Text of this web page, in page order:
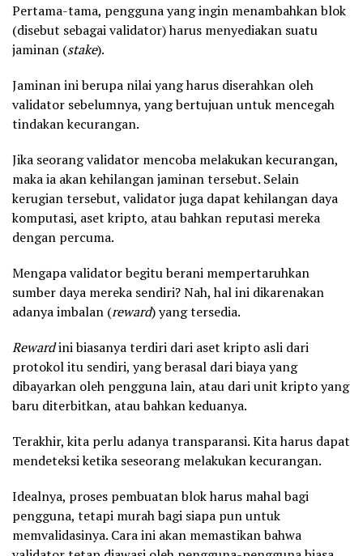
Pertama-tama, pengguna yang ingin menambahkan blok
(disebut sebagai validator) harus menyediakan suatu
jaminan (stake).
Jaminan ini berupa nilai yang harus diserahkan oleh
validator sebelumnya, yang bertujuan untuk mencegah
tindakan kecurangan.
Jika seorang validator mencoba melakukan kecurangan,
maka ia akan kehilangan jaminan tersebut. Selain
kerugian tersebut, validator juga dapat kehilangan daya
komputasi, aset kripto, atau bahkan reputasi mereka
dengan percuma.
Mengapa validator begitu berani mempertaruhkan
sumber daya mereka sendiri? Nah, hal ini dikarenakan
adanya imbalan (reward) yang tersedia.
Rewardini biasanya terdiri dari aset kripto asli dari
protokol itu sendiri, yang berasal dari biaya yang
dibayarkan oleh pengguna lain, atau dari unit kripto yang
baru diterbitkan, atau bahkan keduanya.
Terakhir, kita perlu adanya transparansi. Kita harus dapat
mendeteksi ketika seseorang melakukan kecurangan.
Idealnya, proses pembuatan blok harus mahal bagi
pengguna, tetapi murah bagi siapa pun untuk
memvalidasinya. Cara ini akan memastikan bahwa